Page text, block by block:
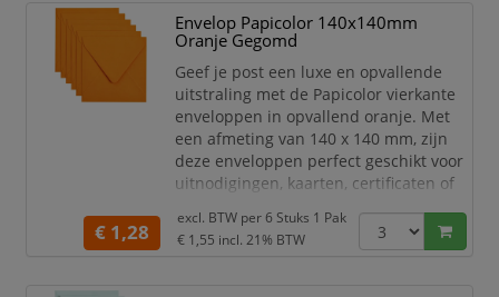
Gemaakt van papier met een
papiergewicht van 80 g/m².
Heeft enveloptype C6 met een
afmeting van 114x162mm.
Envelop Papicolor 140x140mm
Oranje Gegomd
Geef je post een luxe en opvallende
uitstraling met de Papicolor vierkante
enveloppen in opvallend oranje. Met
een afmeting van 140 x 140 mm, zijn
deze enveloppen perfect geschikt voor
uitnodigingen, kaarten, certificaten of
Het hoge kwaliteit papier is stevig,
€ 1,28
excl. BTW per6 Stuks 1 Pak
€ 1,55 incl. 21% BTW